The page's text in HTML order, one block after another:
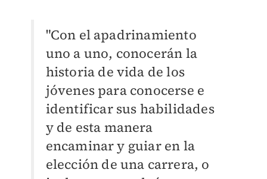
"Con el apadrinamiento
uno a uno, conocerán la
historia de vida de los
jóvenes para conocerse e
identificar sus habilidades
y de esta manera
encaminar y guiar en la
elección de una carrera, o